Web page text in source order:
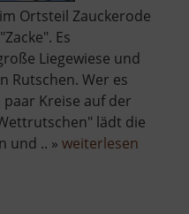
Ortsteil Zauckerode
Es
Liegewiese und
Rutschen. Wer es
Kreise auf der
lädt die
und .. » weiterlesen